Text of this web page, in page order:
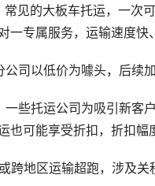
见的大板车托运，一次
一专属服务，运输速度
司以低价为噱头，后续加
些托运公司为吸引新客
可能享受折扣，折扣幅
跨地区运输超跑，涉及关